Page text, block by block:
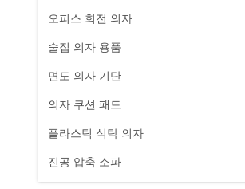
오피스 회전 의자
술집 의자 용품
면도 의자 기단
의자 쿠션 패드
플라스틱 식탁 의자
진공 압축 소파